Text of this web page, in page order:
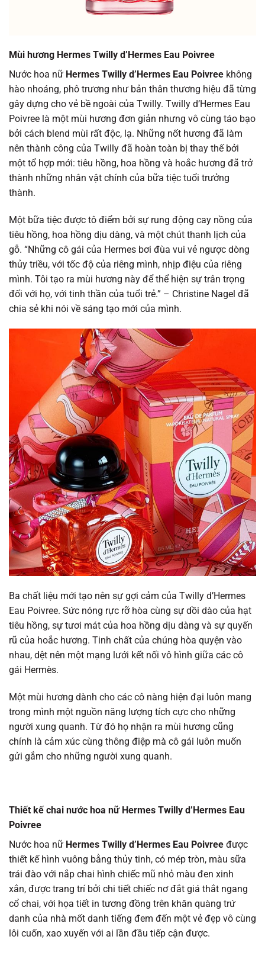
Mùi hương Hermes Twilly d’Hermes Eau Poivree
Nước hoa nữ Hermes Twilly d’Hermes Eau Poivree không
hào nhoáng, phô trương như bản thân thương hiệu đã từng
gây dựng cho vẻ bề ngoài của Twilly. Twilly d’Hermes Eau
Poivree là một mùi hương đơn giản nhưng vô cùng táo bạo
bởi cách blend mùi rất độc, lạ. Những nốt hương đã làm
nên thành công của Twilly đã hoàn toàn bị thay thế bởi
một tổ hợp mới: tiêu hồng, hoa hồng và hoắc hương đã trở
thành những nhân vật chính của bữa tiệc tuổi trưởng
thành.
Một bữa tiệc được tô điểm bởi sự rung động cay nồng của
tiêu hồng, hoa hồng dịu dàng, và một chút thanh lịch của
gỗ. “Những cô gái của Hermes bơi đùa vui vẻ ngược dòng
thủy triều, với tốc độ của riêng mình, nhịp điệu của riêng
mình. Tôi tạo ra mùi hương này để thể hiện sự trân trọng
đối với họ, với tinh thần của tuổi trẻ.” – Christine Nagel đã
chia sẻ khi nói về sáng tạo mới của mình.
Ba chất liệu mới tạo nên sự gợi cảm của Twilly d’Hermes
Eau Poivree. Sức nóng rực rỡ hòa cùng sự dồi dào của hạt
tiêu hồng, sự tươi mát của hoa hồng dịu dàng và sự quyến
rũ của hoắc hương. Tinh chất của chúng hòa quyện vào
nhau, dệt nên một mạng lưới kết nối vô hình giữa các cô
gái Hermès.
Một mùi hương dành cho các cô nàng hiện đại luôn mang
trong mình một nguồn năng lượng tích cực cho những
người xung quanh. Từ đó họ nhận ra mùi hương cũng
chính là cảm xúc cùng thông điệp mà cô gái luôn muốn
gửi gắm cho những người xung quanh.
Thiết kế chai nước hoa nữ Hermes Twilly d’Hermes Eau
Poivree
Nước hoa nữ Hermes Twilly d’Hermes Eau Poivree được
thiết kế hình vuông bằng thủy tinh, có mép tròn, màu sữa
trái đào với nắp chai hình chiếc mũ nhỏ màu đen xinh
xắn, được trang trí bởi chi tiết chiếc nơ đắt giá thắt ngang
cổ chai, với họa tiết in tương đồng trên khăn quàng trứ
danh của nhà mốt danh tiếng đem đến một vẻ đẹp vô cùng
lôi cuốn, xao xuyến với ai lần đầu tiếp cận được.